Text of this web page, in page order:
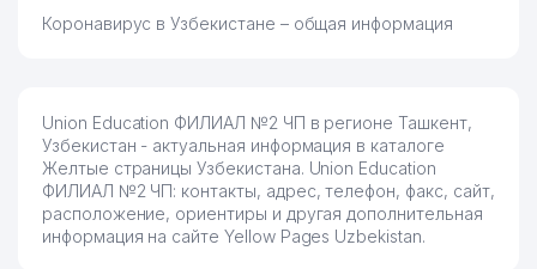
Коронавирус в Узбекистане – общая информация
Union Education ФИЛИАЛ №2 ЧП в регионе Ташкент,
Узбекистан - актуальная информация в каталоге
Желтые страницы Узбекистана. Union Education
ФИЛИАЛ №2 ЧП: контакты, адрес, телефон, факс, сайт,
расположение, ориентиры и другая дополнительная
информация на сайте Yellow Pages Uzbekistan.